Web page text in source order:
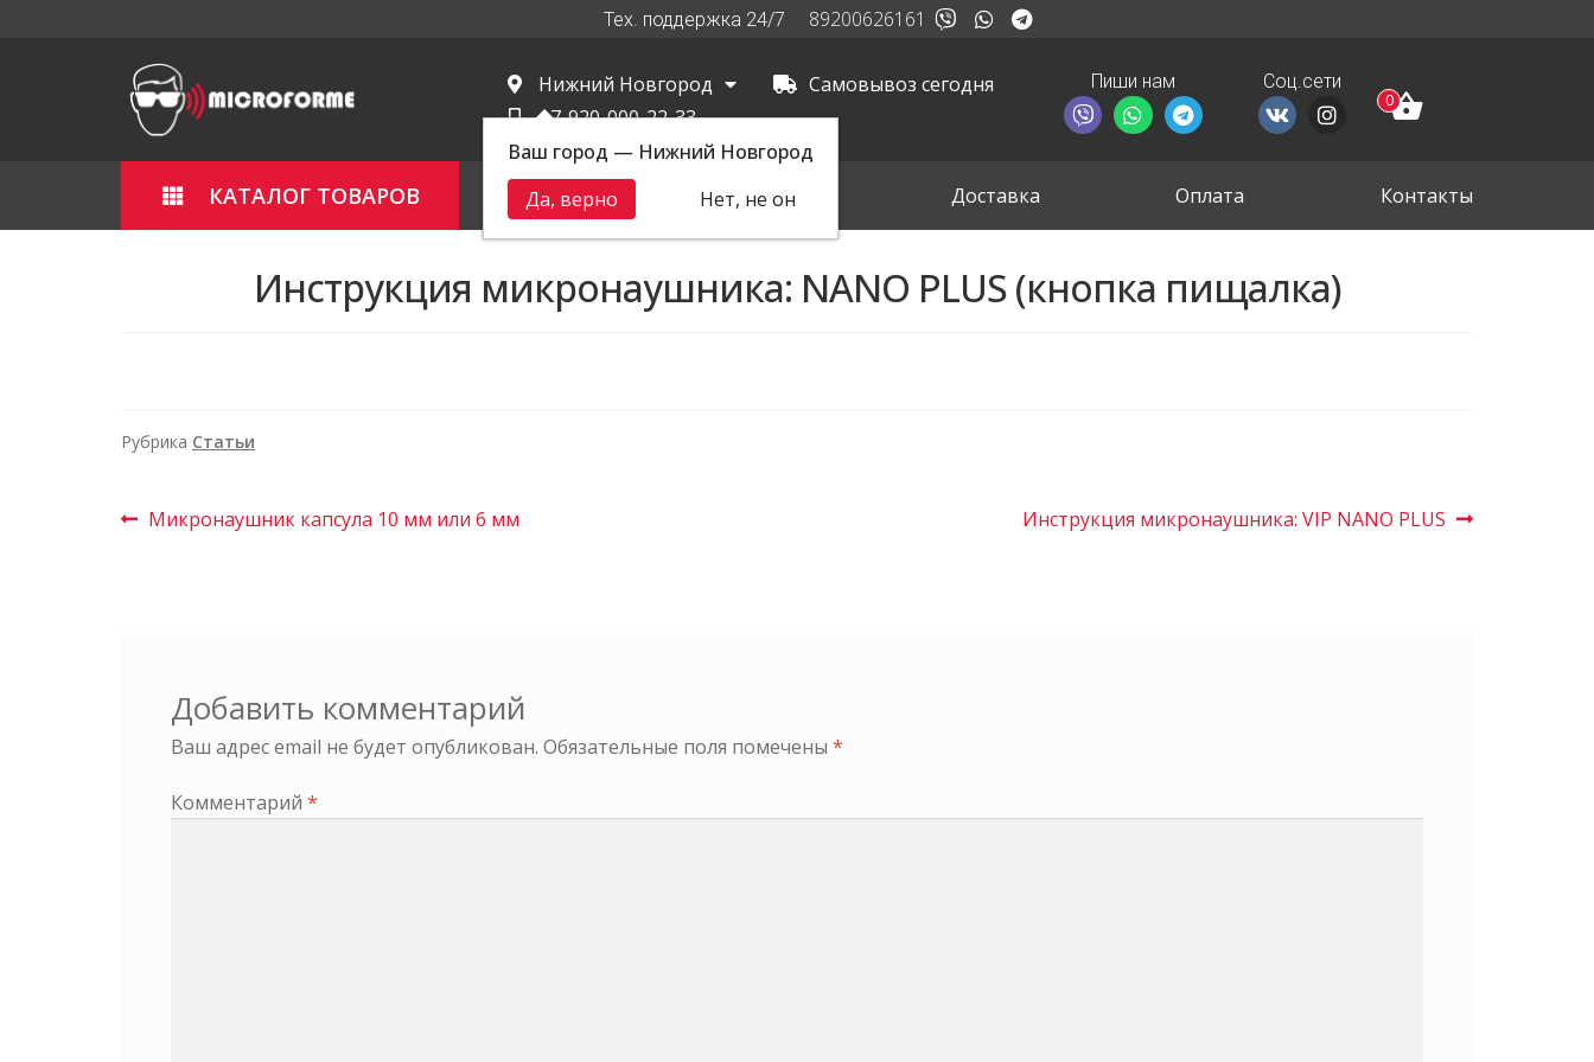
Тех. поддержка 24/7 89200626161
Нижний Новгород
Ваш город — Нижний Новгород
Да, верно
Нет, не он
Самовывоз сегодня
+7-920-000-22-33
Пиши нам Соц.сети
0
КАТАЛОГ ТОВАРОВ Главная Самовывоз Доставка Оплата Контакты
Инструкция микронаушника: NANO PLUS (кнопка пищалка)
Рубрика Статьи
Микронаушник капсула 10 мм или 6 мм Инструкция микронаушника: VIP NANO PLUS
Добавить комментарий
Ваш адрес email не будет опубликован. Обязательные поля помечены *
Комментарий *